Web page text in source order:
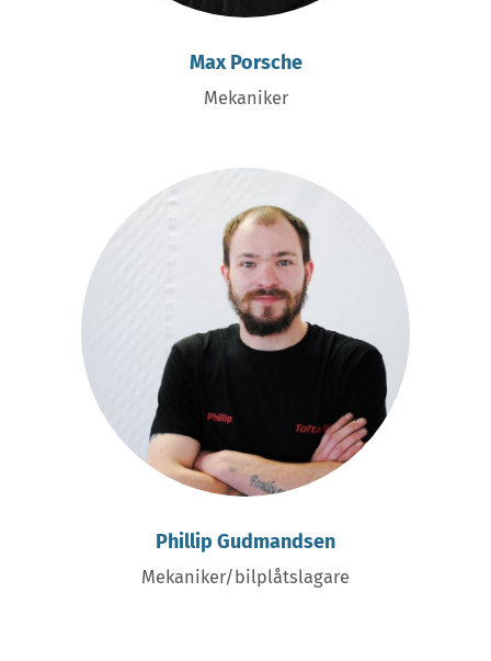
Max Porsche
Mekaniker
Phillip Gudmandsen
Mekaniker/bilplåtslagare